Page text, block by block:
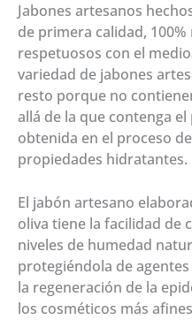
Jabones artesanos
de primera calidad,
respetuosos con el
variedad de jabones
resto porque no
allá de la que contenga
obtenida en el proceso
propiedades hidratantes.
El jabón artesano
oliva tiene la facilidad de
niveles de humedad
protegiéndola de
la regeneración de la
los cosméticos más